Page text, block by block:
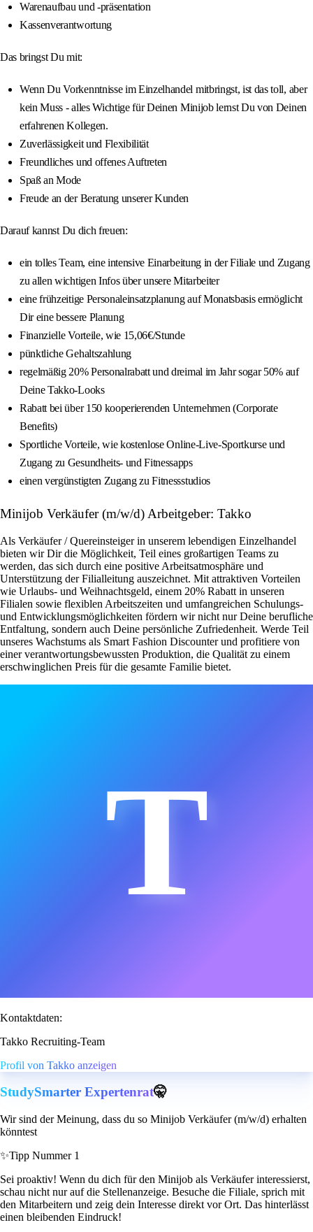
Warenaufbau und -präsentation
Kassenverantwortung
Das bringst Du mit:
Wenn Du Vorkenntnisse im Einzelhandel mitbringst, ist das toll, aber
kein Muss - alles Wichtige für Deinen Minijob lernst Du von Deinen
erfahrenen Kollegen.
Zuverlässigkeit und Flexibilität
Freundliches und offenes Auftreten
Spaß an Mode
Freude an der Beratung unserer Kunden
Darauf kannst Du dich freuen:
ein tolles Team, eine intensive Einarbeitung in der Filiale und Zugang
zu allen wichtigen Infos über unsere Mitarbeiter
eine frühzeitige Personaleinsatzplanung auf Monatsbasis ermöglicht
Dir eine bessere Planung
Finanzielle Vorteile, wie 15,06€/Stunde
pünktliche Gehaltszahlung
regelmäßig 20% Personalrabatt und dreimal im Jahr sogar 50% auf
Deine Takko-Looks
Rabatt bei über 150 kooperierenden Unternehmen (Corporate
Benefits)
Sportliche Vorteile, wie kostenlose Online-Live-Sportkurse und
Zugang zu Gesundheits- und Fitnessapps
einen vergünstigten Zugang zu Fitnessstudios
Minijob Verkäufer (m/w/d) Arbeitgeber: Takko
Als Verkäufer / Quereinsteiger in unserem lebendigen Einzelhandel
bieten wir Dir die Möglichkeit, Teil eines großartigen Teams zu
werden, das sich durch eine positive Arbeitsatmosphäre und
Unterstützung der Filialleitung auszeichnet. Mit attraktiven Vorteilen
wie Urlaubs- und Weihnachtsgeld, einem 20% Rabatt in unseren
Filialen sowie flexiblen Arbeitszeiten und umfangreichen Schulungs-
und Entwicklungsmöglichkeiten fördern wir nicht nur Deine berufliche
Entfaltung, sondern auch Deine persönliche Zufriedenheit. Werde Teil
unseres Wachstums als Smart Fashion Discounter und profitiere von
einer verantwortungsbewussten Produktion, die Qualität zu einem
erschwinglichen Preis für die gesamte Familie bietet.
T
Kontaktdaten:
Takko Recruiting-Team
Profil von Takko anzeigen
StudySmarter Expertenrat🤫
Wir sind der Meinung, dass du so Minijob Verkäufer (m/w/d) erhalten
könntest
✨Tipp Nummer 1
Sei proaktiv! Wenn du dich für den Minijob als Verkäufer interessierst,
schau nicht nur auf die Stellenanzeige. Besuche die Filiale, sprich mit
den Mitarbeitern und zeig dein Interesse direkt vor Ort. Das hinterlässt
einen bleibenden Eindruck!